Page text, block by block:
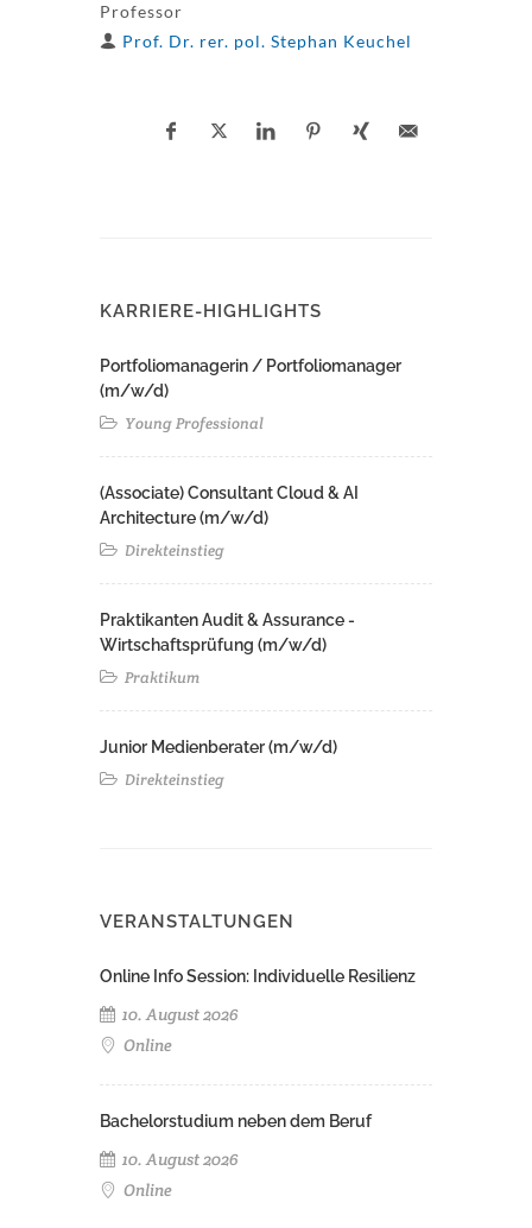
Professor
Prof. Dr. rer. pol. Stephan Keuchel
KARRIERE-HIGHLIGHTS
Portfoliomanagerin / Portfoliomanager
(m/w/d)
Young Professional
(Associate) Consultant Cloud & AI
Architecture (m/w/d)​ ​
Direkteinstieg
Praktikanten Audit & Assurance -
Wirtschaftsprüfung (m/w/d)
Praktikum
Junior Medienberater (m/w/d)
Direkteinstieg
VERANSTALTUNGEN
Online Info Session: Individuelle Resilienz
10. August 2026
Online
Bachelorstudium neben dem Beruf
10. August 2026
Online